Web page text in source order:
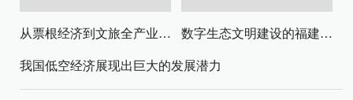
从票根经济到文旅全产业链升级 数字生态文明建设的福建路径与启示
我国低空经济展现出巨大的发展潜力